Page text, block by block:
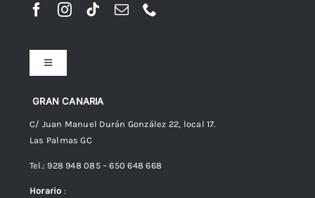
GRAN CANARIA
C/ Juan Manuel Durán González 22, local 17.
Las Palmas GC
Tel.: 928 948 085 – 650 648 668
Horario :
Toggle
Navigation
Preguntas frecuentes
Envíos
Política de Privacidad